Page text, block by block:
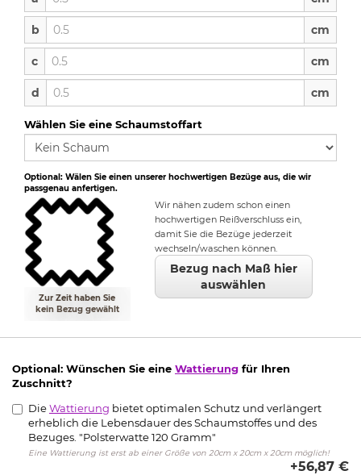
b cm
c cm
d cm
Wählen Sie eine Schaumstoffart
Optional: Wälen Sie einen unserer hochwertigen Bezüge aus, die wir
passgenau anfertigen.
Zur Zeit haben Sie
kein Bezug gewählt
Wir nähen zudem schon einen
hochwertigen Reißverschluss ein,
damit Sie die Bezüge jederzeit
wechseln/waschen können.
Bezug nach Maß hier
auswählen
Optional: Wünschen Sie eine Wattierung für Ihren
Zuschnitt?
DieWattierung bietet optimalen Schutz und verlängert
erheblich die Lebensdauer des Schaumstoffes und des
Bezuges. "Polsterwatte 120 Gramm"
Eine Wattierung ist erst ab einer Größe von 20cm x 20cm x 20cm möglich!
+56,87 €